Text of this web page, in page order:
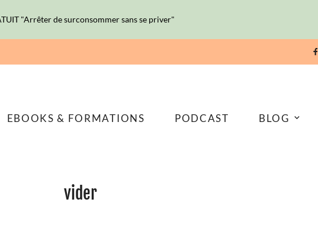
EBOOKS & FORMATIONS PODCAST BLOG
vider
"Arrêter de surconsommer sans se priver"